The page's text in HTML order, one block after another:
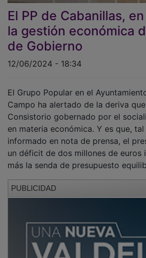
El PP de Cabanillas,
la gestión económica
de Gobierno
Campo ha alertado de la deriva
Consistorio gobernado por el
en materia económica. Y es que,
informado en nota de prensa, el
un déficit de dos millones de euros
más la senda de presupuesto